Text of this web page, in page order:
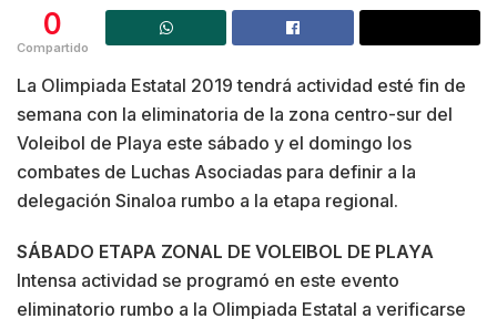
0
Compartido
La Olimpiada Estatal 2019 tendrá actividad esté fin de
semana con la eliminatoria de la zona centro-sur del
Voleibol de Playa este sábado y el domingo los
combates de Luchas Asociadas para definir a la
delegación Sinaloa rumbo a la etapa regional.
SÁBADO ETAPA ZONAL DE VOLEIBOL DE PLAYA
Intensa actividad se programó en este evento
eliminatorio rumbo a la Olimpiada Estatal a verificarse